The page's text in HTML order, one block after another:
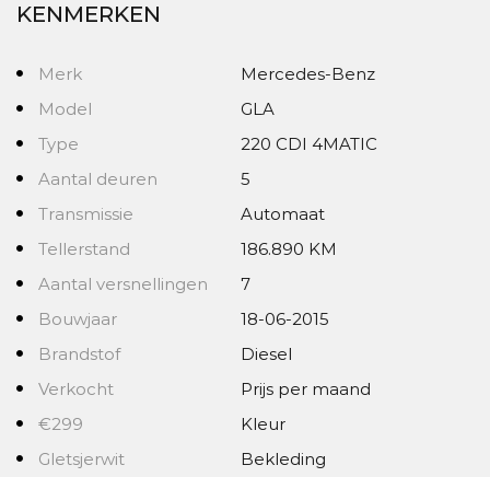
KENMERKEN
Merk
Mercedes-Benz
Model
GLA
Type
220 CDI 4MATIC
Aantal deuren
5
Transmissie
Automaat
Tellerstand
186.890 KM
Aantal versnellingen
7
Bouwjaar
18-06-2015
Brandstof
Diesel
Verkocht
Prijs per maand
€299
Kleur
Gletsjerwit
Bekleding